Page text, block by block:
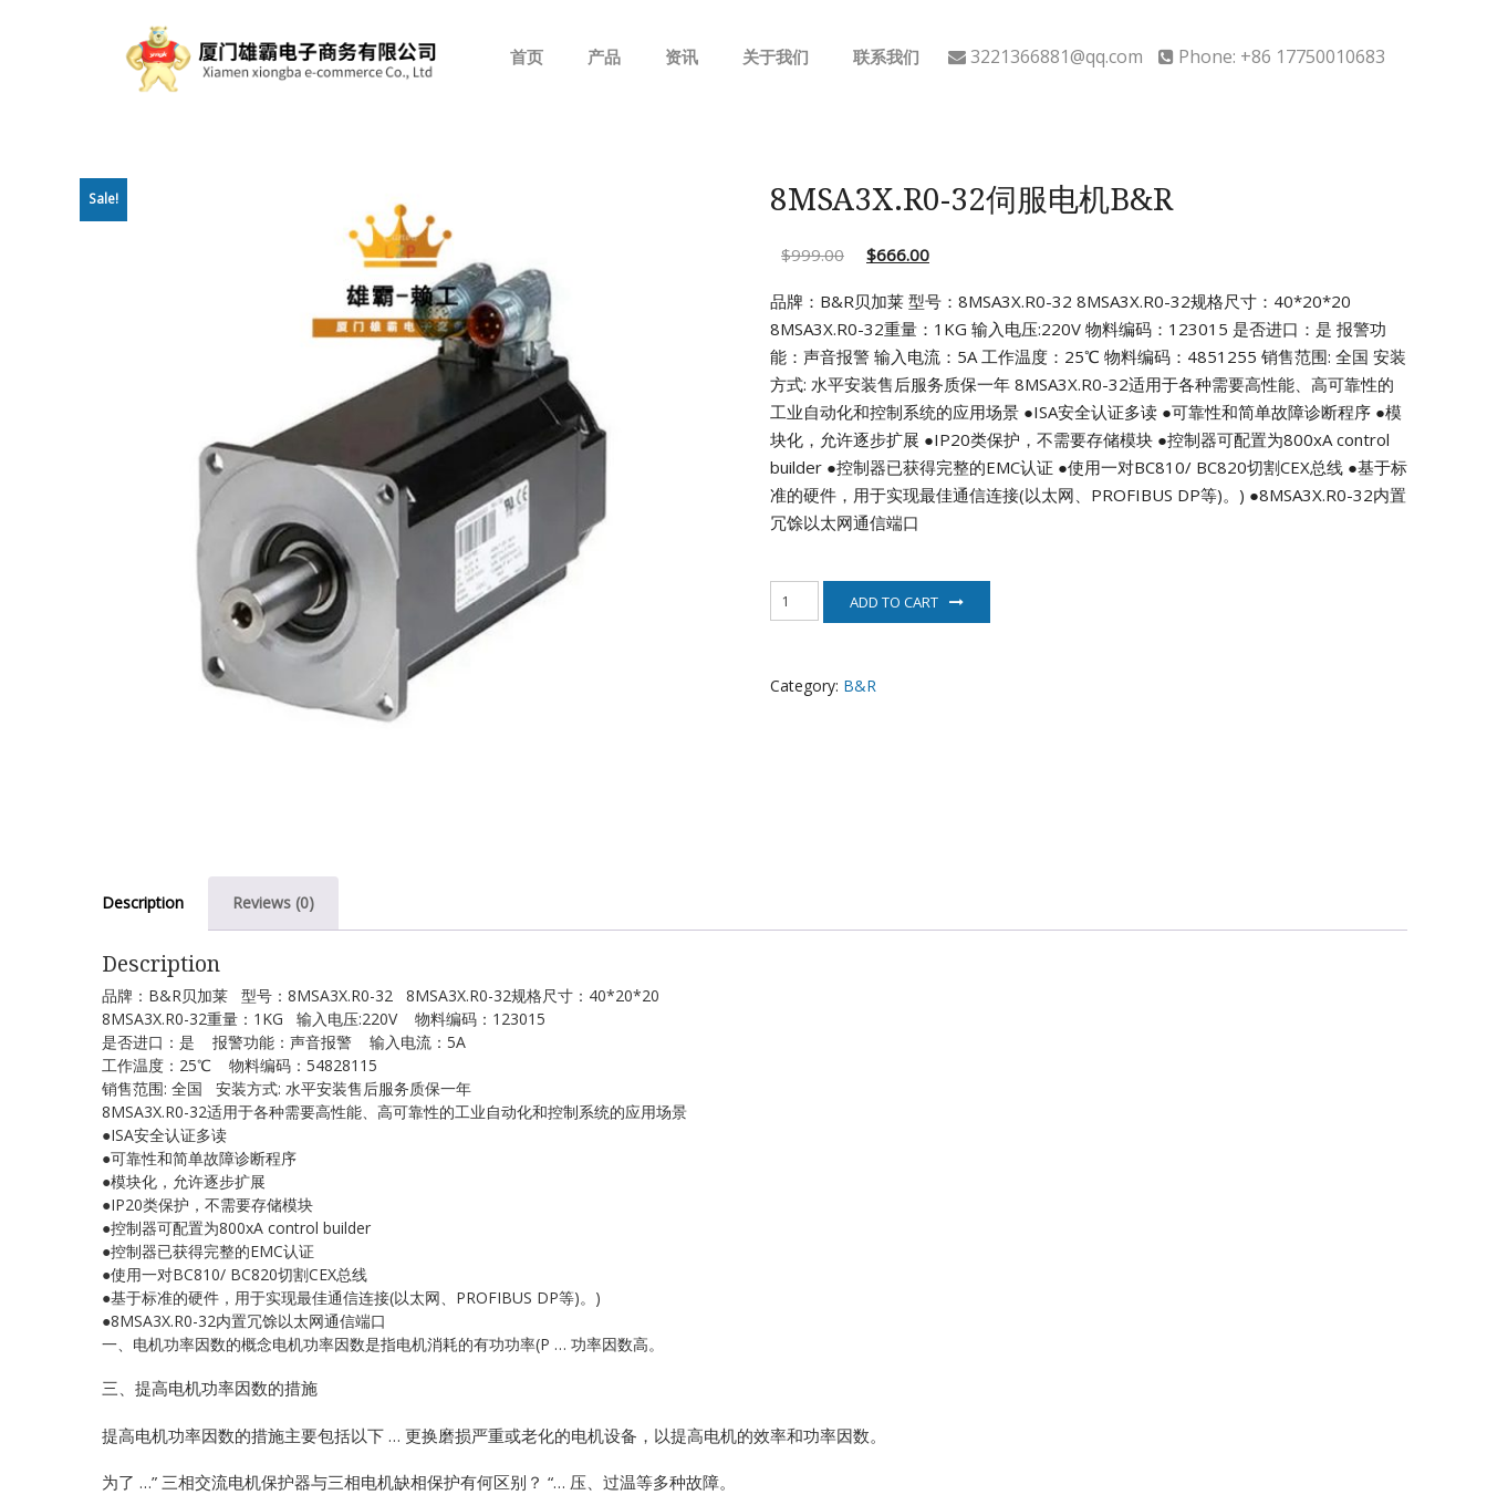
3221366881@qq.com Phone: +86 17750010683
首页 产品
Bently Nevada
NI
Kollmorgen
Lam Research
SCHNEIDER
TRICONEX
资讯 关于我们 联系我们
Sale! 8MSA3X.R0-32伺服电机B&R
$999.00 $666.00
品牌：B&R贝加莱 型号：8MSA3X.R0-32 8MSA3X.R0-32规格尺寸：40*20*20
8MSA3X.R0-32重量：1KG 输入电压:220V 物料编码：123015 是否进口：是 报警功
能：声音报警 输入电流：5A工作温度：25℃ 物料编码：4851255 销售范围: 全国 安装
方式: 水平安装售后服务质保一年 8MSA3X.R0-32适用于各种需要高性能、高可靠性的
工业自动化和控制系统的应用场景 ●ISA安全认证多读 ●可靠性和简单故障诊断程序 ●模
块化，允许逐步扩展 ●IP20类保护，不需要存储模块 ●控制器可配置为800xA control
builder ●控制器已获得完整的EMC认证 ●使用一对BC810/ BC820切割CEX总线 ●基于标
准的硬件，用于实现最佳通信连接(以太网、PROFIBUS DP等)。) ●8MSA3X.R0-32内置
冗馀以太网通信端口
机
ADD TO CART
Category: B&R
Description Reviews (0)
Description
品牌：B&R贝加莱 型号：8MSA3X.R0-32 8MSA3X.R0-32规格尺寸：40*20*20
8MSA3X.R0-32重量：1KG 输入电压:220V 物料编码：123015
是否进口：是 报警功能：声音报警 输入电流：5A
工作温度：25℃ 物料编码：54828115
销售范围: 全国 安装方式: 水平安装售后服务质保一年
8MSA3X.R0-32适用于各种需要高性能、高可靠性的工业自动化和控制系统的应用场景
●ISA安全认证多读
●可靠性和简单故障诊断程序
●模块化，允许逐步扩展
●IP20类保护，不需要存储模块
●控制器可配置为800xA control builder
●控制器已获得完整的EMC认证
●使用一对BC810/ BC820切割CEX总线
●基于标准的硬件，用于实现最佳通信连接(以太网、PROFIBUS DP等)。)
●8MSA3X.R0-32内置冗馀以太网通信端口
一、电机功率因数的概念电机功率因数是指电机消耗的有功功率(P … 功率因数高。
三、提高电机功率因数的措施
提高电机功率因数的措施主要包括以下 … 更换磨损严重或老化的电机设备，以提高电机的效率和功率因数。
为了 …” 三相交流电机保护器与三相电机缺相保护有何区别？ “… 压、过温等多种故障。